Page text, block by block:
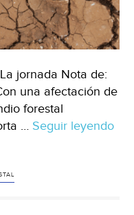
jornada Nota de:
una afectación de
forestal
… Seguir leyendo